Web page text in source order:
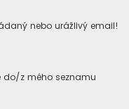
nebo urážlivý email!
do/z mého seznamu